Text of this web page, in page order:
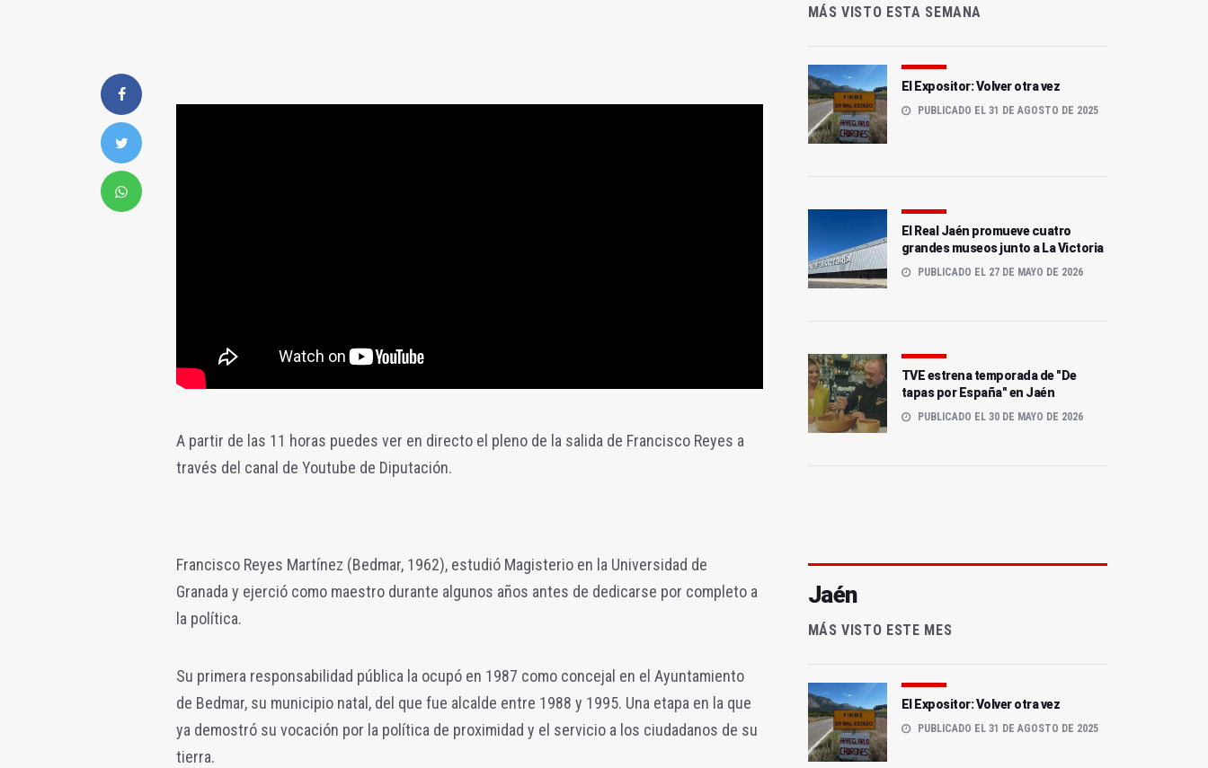
A partir de las 11 horas puedes ver en directo el pleno de la salida de Francisco Reyes a
través del canal de Youtube de Diputación.
Francisco Reyes Martínez (Bedmar, 1962), estudió Magisterio en la Universidad de
Granada y ejerció como maestro durante algunos años antes de dedicarse por completo a
la política.
Su primera responsabilidad pública la ocupó en 1987 como concejal en el Ayuntamiento
de Bedmar, su municipio natal, del que fue alcalde entre 1988 y 1995. Una etapa en la que
ya demostró su vocación por la política de proximidad y el servicio a los ciudadanos de su
tierra.
MÁS VISTO ESTA SEMANA
El Expositor: Volver otra vez
PUBLICADO EL 31 DE AGOSTO DE 2025
El Real Jaén promueve cuatro
grandes museos junto a La Victoria
PUBLICADO EL 27 DE MAYO DE 2026
TVE estrena temporada de "De
tapas por España" en Jaén
PUBLICADO EL 30 DE MAYO DE 2026
Jaén
MÁS VISTO ESTE MES
El Expositor: Volver otra vez
PUBLICADO EL 31 DE AGOSTO DE 2025